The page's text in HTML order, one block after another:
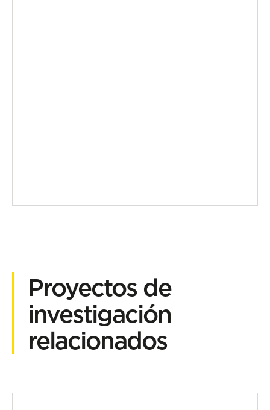
Proyectos de
investigación
relacionados